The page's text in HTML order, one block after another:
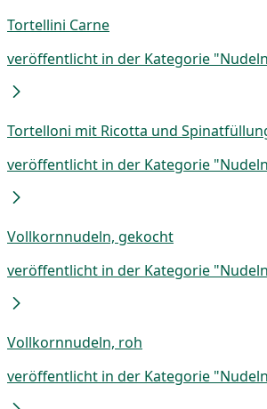
Tortellini Carne
veröffentlicht in der Kategorie
Tortelloni mit Ricotta und
veröffentlicht in der Kategorie
Vollkornnudeln, gekocht
veröffentlicht in der Kategorie
Vollkornnudeln, roh
veröffentlicht in der Kategorie